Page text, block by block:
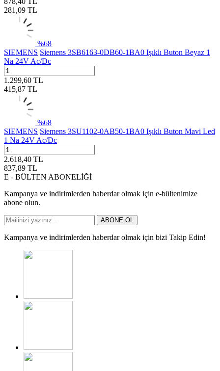
281,09 TL
%68
SIEMENS Siemens 3SB6163-0DB60-1BA0 Işıklı Buton Beyaz 1
Na 24V Ac/Dc
1.299,60 TL
415,87 TL
%68
SIEMENS Siemens 3SU1102-0AB50-1BA0 Işıklı Buton Mavi Led
1 Na 24V Ac/Dc
2.618,40 TL
837,89 TL
E - BÜLTEN ABONELİĞİ
Kampanya ve indirimlerden haberdar olmak için e-bültenimize
abone olun.
ABONE OL
Kampanya ve indirimlerden haberdar olmak için bizi Takip Edin!